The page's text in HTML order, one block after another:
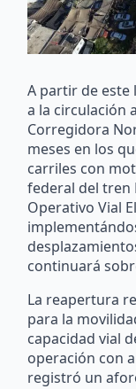
A partir de este
a la circulación
Corregidora
meses en los
carriles con
federal del tren
Operativo Vial
continuará
La reapertura
para la
capacidad vial
operación con
registró un